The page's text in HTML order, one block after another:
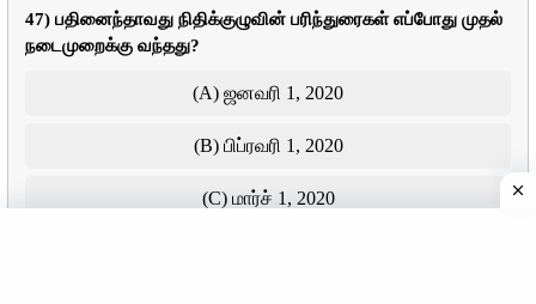
47) பதினைந்தாவது நிதிக்குழுவின் பரிந்துரைகள் எப்போது முதல்
நடைமுறைக்கு வந்தது?
(A) ஜனவரி 1, 2020
(B) பிப்ரவரி 1, 2020
(C) மார்ச் 1, 2020